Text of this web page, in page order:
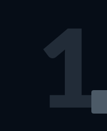
1